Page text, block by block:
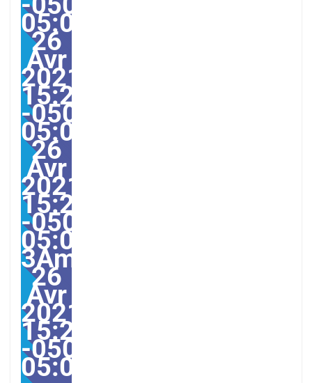
05:00America/
26
Avr
2021
15:27:00
-0500-
05:000030#/30lun,
26
Avr
2021
15:27:00
-0500-
05:00-
3America/
26
Avr
2021
15:27:00
-0500-
05:00America/